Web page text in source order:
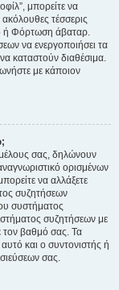
μπορείτε να
τέσσερις
ή Φόρτωση άβαταρ.
να ενεργοποιήσει τα
καταστούν διαθέσιμα.
με κάποιον
σας, δηλώνουν
ορισμένων
να αλλάξετε
συζητήσεων
συστήματος
συζητήσεων με
τον βαθμό σας. Τα
και ο συντονιστής ή
σας.